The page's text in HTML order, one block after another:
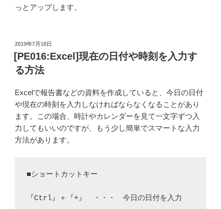
っとアップします。
投
稿
日:
2019年7月18日
[PE016:Excel]現在の日付や時刻を入力す
る方法
Excelで報告書などの資料を作成していると、今日の日付
や現在の時刻を入力しなければならなくなることがあり
ます。この場合、時計やカレンダーを見て一文字ずつ入
力してもいいのですが、もう少し簡単でスマートな入力
方法があります。
■ショートカットキー
『Ctrl』＋『+』　・・・　今日の日付を入力